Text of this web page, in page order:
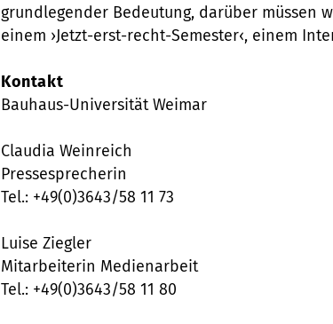
grundlegender Bedeutung, darüber müssen
einem ›Jetzt-erst-recht-Semester‹, einem
Kontakt
Bauhaus-Universität Weimar
Claudia Weinreich
Pressesprecherin
Tel.: +49(0)3643/58 11 73
Luise Ziegler
Mitarbeiterin Medienarbeit
Tel.: +49(0)3643/58 11 80